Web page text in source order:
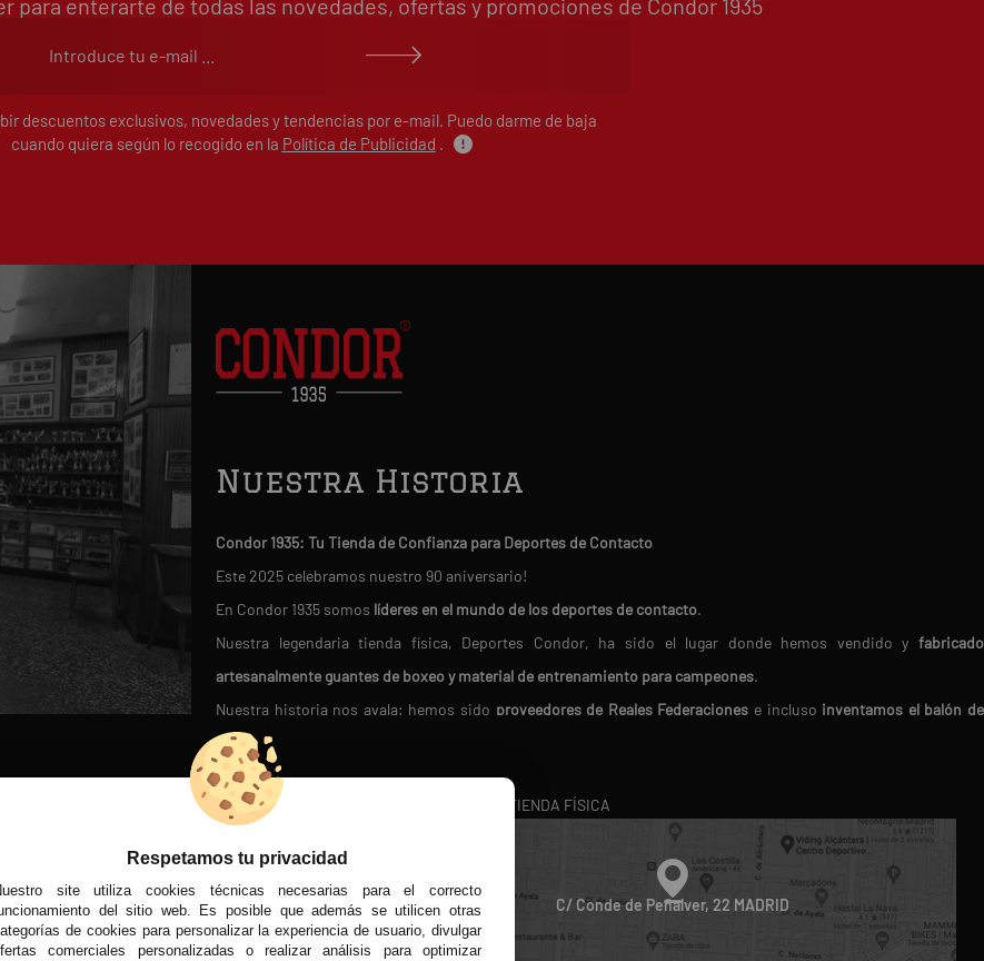
descuentos exclusivos, novedades y tendencias por e-mail. Puedo darme de baja
cuando quiera según lo recogido en la Política de Publicidad
Nuestra Historia
Condor 1935: Tu Tienda de Confianza para Deportes de Contacto
Este 2025 celebramos nuestro 90 aniversario!
En Condor 1935 somos líderes en el mundo de los deportes de contacto.
Nuestra legendaria tienda física, Deportes Condor, ha sido el lugar donde hemos vendido y fabricado
artesanalmente guantes de boxeo y material de entrenamiento para campeones.
Nuestra historia nos avala: hemos sido proveedores de Reales Federaciones e incluso inventamos el balón de
fútbol moderno en 1950
Miles de clientes satisfechos confían en nosotros porque
En Condor 1935,
. Te ofrecemos
REDES SOCIALES
MÉTODOS DE PAGO
VISITA NUESTRA TIENDA FÍSICA
C/ Conde de Peñalver, 22 MADRID
Respetamos tu privacidad
site utiliza cookies técnicas necesarias para el correcto
del sitio web. Es posible que además se utilicen otras
de cookies para personalizar la experiencia de usuario, divulgar
comerciales personalizadas o realizar análisis para optimizar